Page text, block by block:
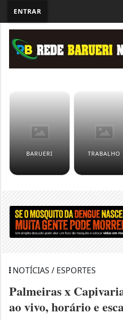
ENTRAR
BARUERI TRABALHO
NOTÍCIAS / ESPORTES
Palmeiras x
ao vivo, horário e